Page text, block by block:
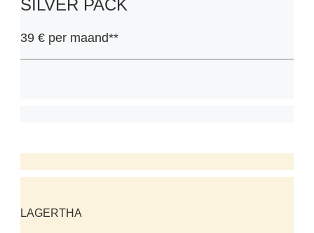
SILVER PACK
39 € per maand**
LAGERTHA